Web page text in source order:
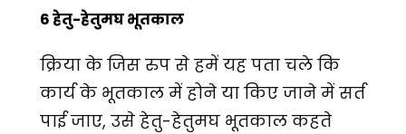
6 हेतु-हेतुमघ भूतकाल
क्रिया के जिस रुप से हमें यह पता चले कि
कार्य के भूतकाल में होने या किए जाने में सर्त
पाई जाए, उसे हेतु-हेतुमघ भूतकाल कहते